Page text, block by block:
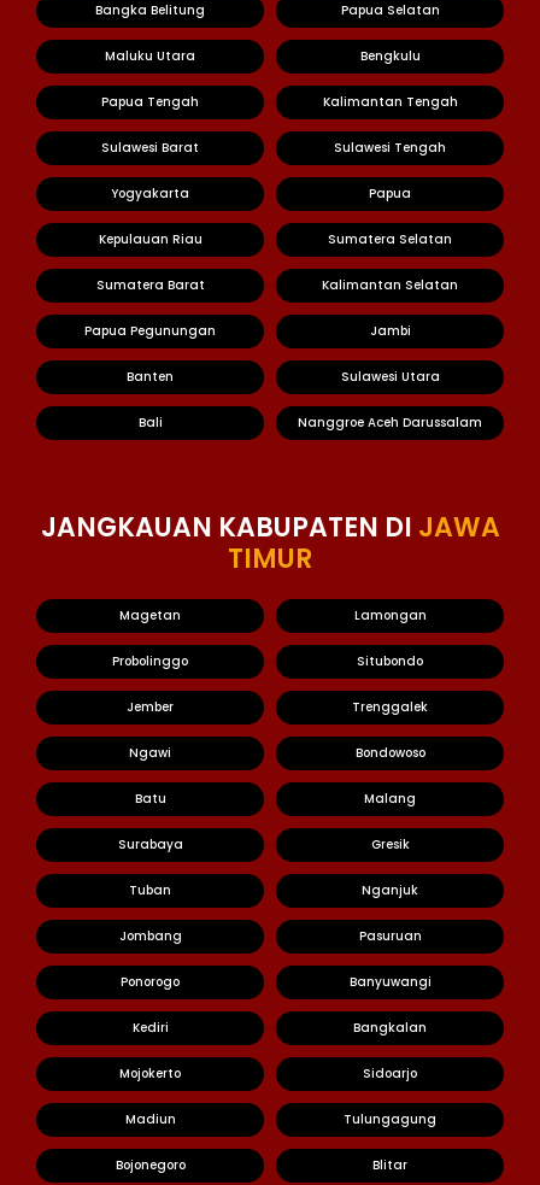
Bangka Belitung Papua Selatan
Maluku Utara Bengkulu
Papua Tengah Kalimantan Tengah
Sulawesi Barat Sulawesi Tengah
Yogyakarta Papua
Kepulauan Riau Sumatera Selatan
Sumatera Barat Kalimantan Selatan
Papua Pegunungan Jambi
Banten Sulawesi Utara
Bali Nanggroe Aceh Darussalam
JANGKAUAN KABUPATEN DI JAWA
TIMUR
Magetan Lamongan
Probolinggo Situbondo
Jember Trenggalek
Ngawi Bondowoso
Batu Malang
Surabaya Gresik
Tuban Nganjuk
Jombang Pasuruan
Ponorogo Banyuwangi
Kediri Bangkalan
Mojokerto Sidoarjo
Madiun Tulungagung
Bojonegoro Blitar